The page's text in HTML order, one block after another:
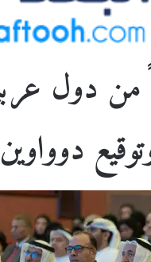
دوواوين